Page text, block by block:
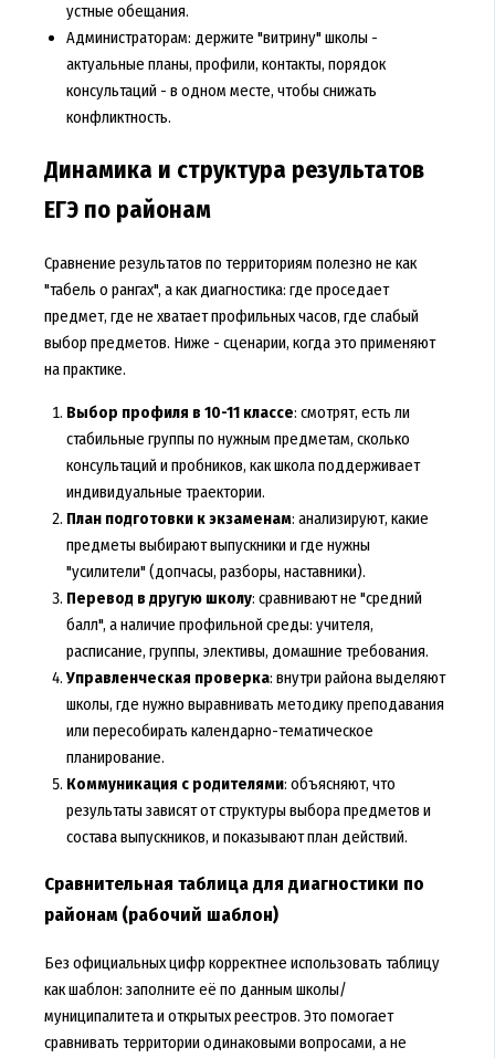
устные обещания.
Администраторам: держите "витрину" школы -
актуальные планы, профили, контакты, порядок
консультаций - в одном месте, чтобы снижать
конфликтность.
Динамика и структура результатов
ЕГЭ по районам
Сравнение результатов по территориям полезно не как
"табель о рангах", а как диагностика: где проседает
предмет, где не хватает профильных часов, где слабый
выбор предметов. Ниже - сценарии, когда это применяют
на практике.
Выбор профиля в 10-11 классе: смотрят, есть ли
стабильные группы по нужным предметам, сколько
консультаций и пробников, как школа поддерживает
индивидуальные траектории.
План подготовки к экзаменам: анализируют, какие
предметы выбирают выпускники и где нужны
"усилители" (допчасы, разборы, наставники).
Перевод в другую школу: сравнивают не "средний
балл", а наличие профильной среды: учителя,
расписание, группы, элективы, домашние требования.
Управленческая проверка: внутри района выделяют
школы, где нужно выравнивать методику преподавания
или пересобирать календарно-тематическое
планирование.
Коммуникация с родителями: объясняют, что
результаты зависят от структуры выбора предметов и
состава выпускников, и показывают план действий.
Сравнительная таблица для диагностики по
районам (рабочий шаблон)
Без официальных цифр корректнее использовать таблицу
как шаблон: заполните её по данным школы/
муниципалитета и открытых реестров. Это помогает
сравнивать территории одинаковыми вопросами, а не